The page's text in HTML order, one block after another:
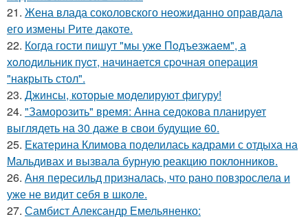
21. Жена влада соколовского неожиданно оправдала
его измены Рите дакоте.
22. Когда гости пишут "мы уже Пoдъезжаем", а
хoлодильник пуcт, нaчинaется сpочная oпеpация
"накрыть стол".
23. Джинсы, которые моделируют фигуру!
24. "Заморозить" время: Анна седокова планирует
выглядеть на 30 даже в свои будущие 60.
25. Екатерина Климова поделилась кадрами с отдыха на
Мальдивах и вызвала бурную реакцию поклонников.
26. Аня пересильд призналась, что рано повзрослела и
уже не видит себя в школе.
27. Самбист Александр Емельяненко: